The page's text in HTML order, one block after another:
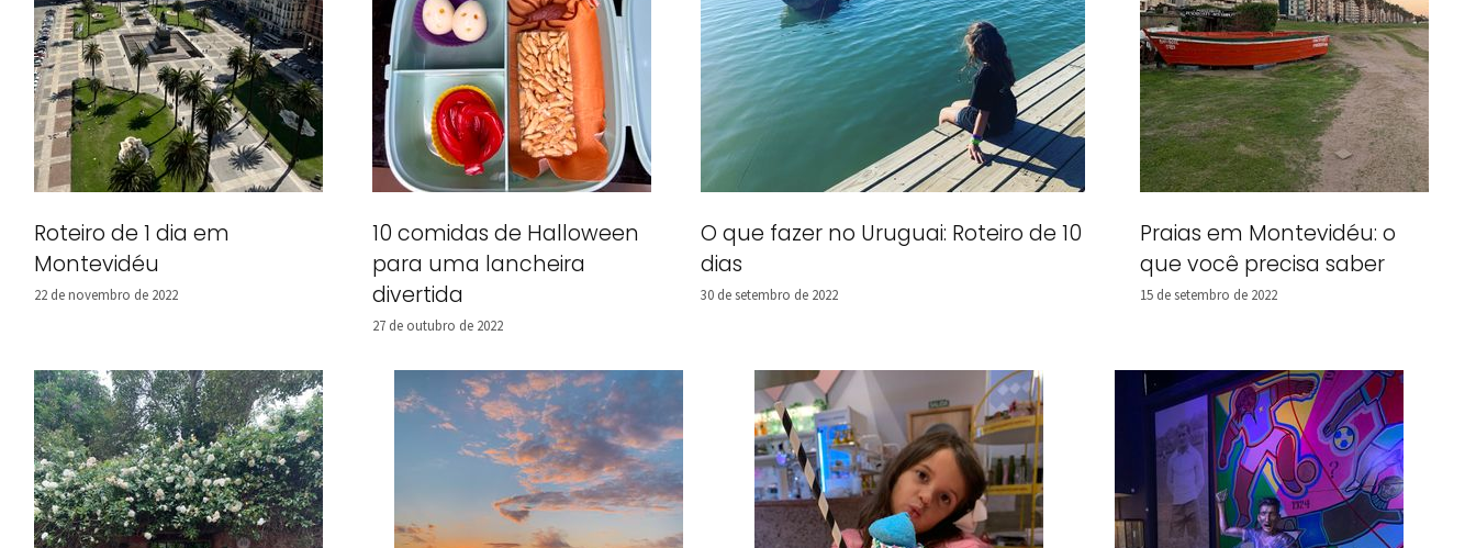
Roteiro de 1 dia em
Montevidéu
22 de novembro de 2022
10 comidas de Halloween
para uma lancheira
divertida
27 de outubro de 2022
O que fazer no Uruguai: Roteiro de 10
dias
30 de setembro de 2022
Praias em Montevidéu: o
que você precisa saber
15 de setembro de 2022